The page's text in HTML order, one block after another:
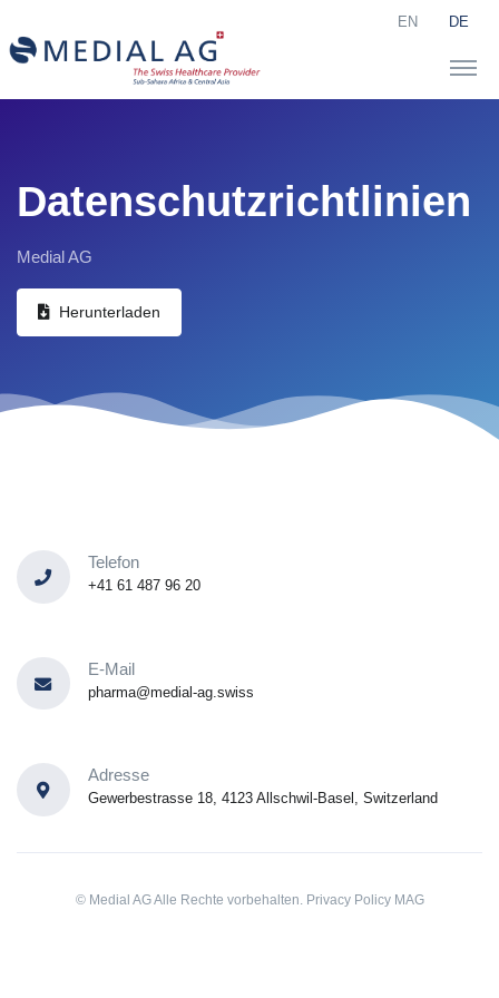
EN DE
Datenschutzrichtlinien
Medial AG
Herunterladen
Telefon
+41 61 487 96 20
E-Mail
pharma@medial-ag.swiss
Adresse
Gewerbestrasse 18, 4123 Allschwil-Basel, Switzerland
© Medial AG Alle Rechte vorbehalten. Privacy Policy MAG